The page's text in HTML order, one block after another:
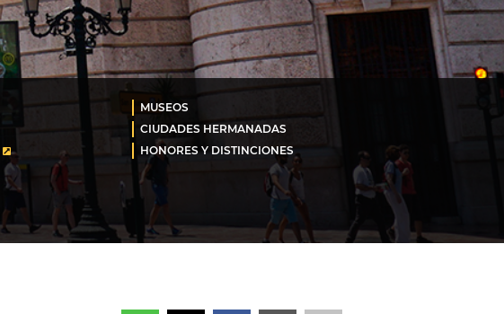
MUSEOS
CIUDADES HERMANADAS
HONORES Y DISTINCIONES